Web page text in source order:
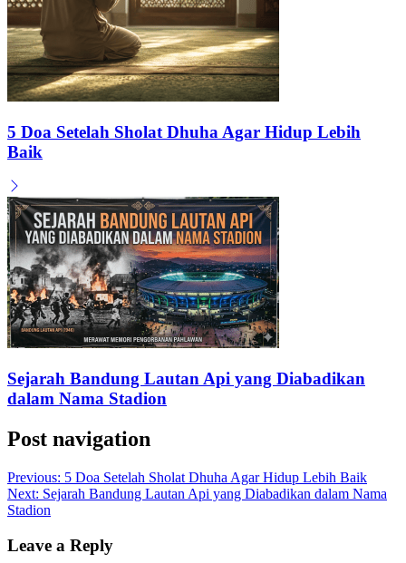
5 Doa Setelah Sholat Dhuha Agar Hidup Lebih
Baik
Sejarah Bandung Lautan Api yang Diabadikan
dalam Nama Stadion
Post navigation
Previous: 5 Doa Setelah Sholat Dhuha Agar Hidup Lebih Baik
Next: Sejarah Bandung Lautan Api yang Diabadikan dalam Nama
Stadion
Leave a Reply